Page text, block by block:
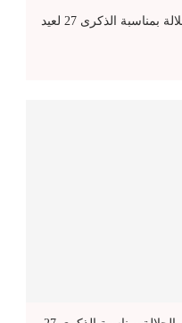
تهنئة السلاسي محمد إلى صاحب الجلالة بمناسبة الذكرى 27 لعيد